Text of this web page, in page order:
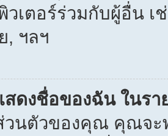
เตอร์ร่วมกับผู้อื่น เ
, ฯลฯ
สดงชื่อของฉัน ในร
นตัวของคุณ คุณจะ